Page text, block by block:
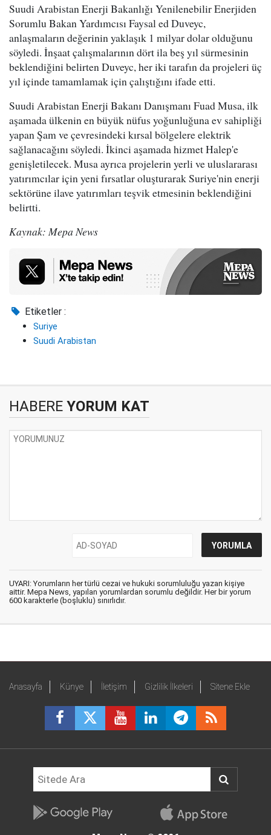
Suudi Arabistan Enerji Bakanlığı Yenilenebilir Enerjiden
Sorumlu Bakan Yardımcısı Faysal ed Duveyc,
anlaşmaların değerinin yaklaşık 1 milyar dolar olduğunu
söyledi. İnşaat çalışmalarının dört ila beş yıl sürmesinin
beklendiğini belirten Duveyc, her iki tarafın da projeleri üç
yıl içinde tamamlamak için çalıştığını ifade etti.
Suudi Arabistan Enerji Bakanı Danışmanı Fuad Musa, ilk
aşamada ülkenin en büyük nüfus yoğunluğuna ev sahipliği
yapan Şam ve çevresindeki kırsal bölgelere elektrik
sağlanacağını söyledi. İkinci aşamada hizmet Halep'e
genişletilecek. Musa ayrıca projelerin yerli ve uluslararası
yatırımcılar için yeni fırsatlar oluşturarak Suriye'nin enerji
sektörüne ilave yatırımları teşvik etmesinin beklendiğini
belirtti.
Kaynak: Mepa News
Etiketler :
Suriye
Suudi Arabistan
HABERE YORUM KAT
UYARI: Yorumların her türlü cezai ve hukuki sorumluluğu yazan kişiye
aittir. Mepa News, yapılan yorumlardan sorumlu değildir. Her bir yorum
600 karakterle (boşluklu) sınırlıdır.
Anasayfa Künye İletişim Gizlilik İlkeleri Sitene Ekle